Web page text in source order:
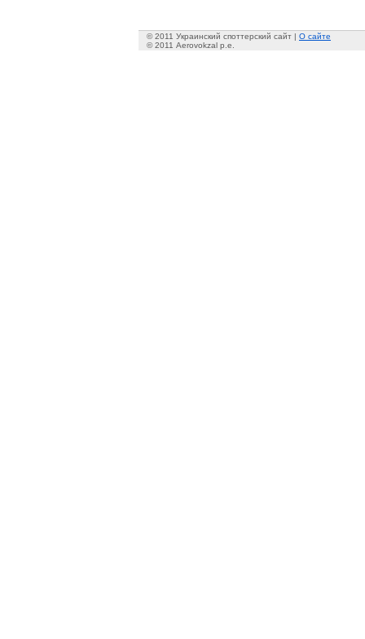
© 2011 Украинский споттерский сайт | О сайте
© 2011 Aerovokzal p.e.